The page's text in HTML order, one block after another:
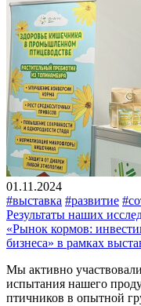
01.11.2024
#выставка #развитие
Результаты наших
«Рынок кормов:
бизнеса» в рамках
Мы активно
испытания нашего
птичников в опытной